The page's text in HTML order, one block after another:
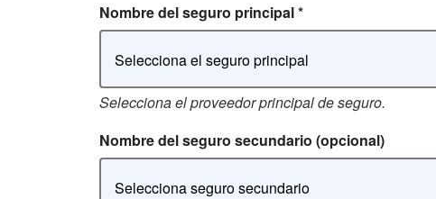
Nombre del seguro principal*
Selecciona el seguro principal
Selecciona el proveedor principal de seguro.
Nombre del seguro secundario (opcional)
Selecciona seguro secundario